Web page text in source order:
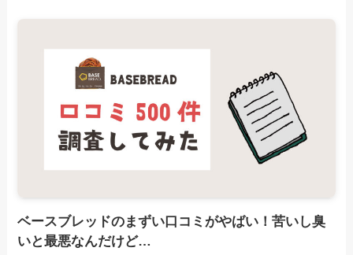
ベースブレッドのまずい口コミがやばい！苦いし臭
いと最悪なんだけど…